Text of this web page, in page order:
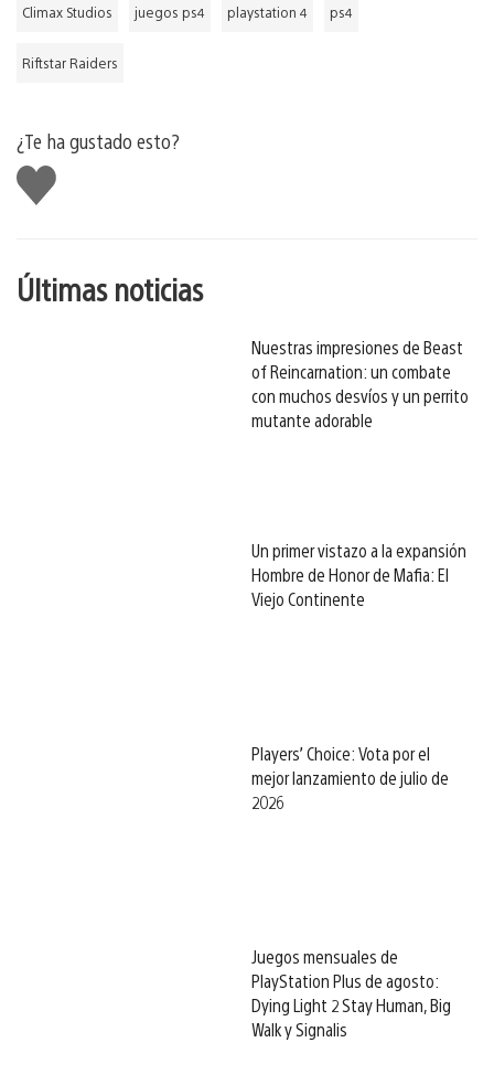
Climax Studios juegos ps4 playstation 4 ps4
Riftstar Raiders
¿Te ha gustado esto?
Me
gusta
Últimas noticias
Nuestras impresiones de Beast
of Reincarnation: un combate
con muchos desvíos y un perrito
mutante adorable
Un primer vistazo a la expansión
Hombre de Honor de Mafia: El
Viejo Continente
Players’ Choice: Vota por el
mejor lanzamiento de julio de
2026
Juegos mensuales de
PlayStation Plus de agosto:
Dying Light 2 Stay Human, Big
Walk y Signalis